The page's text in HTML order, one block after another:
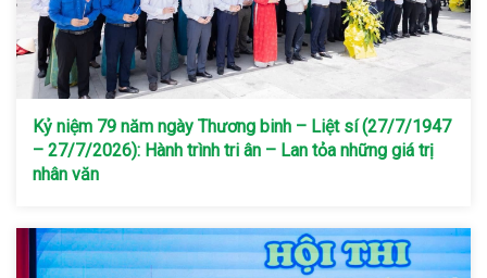
Kỷ niệm 79 năm ngày Thương binh – Liệt sí (27/7/1947
– 27/7/2026): Hành trình tri ân – Lan tỏa những giá trị
nhân văn